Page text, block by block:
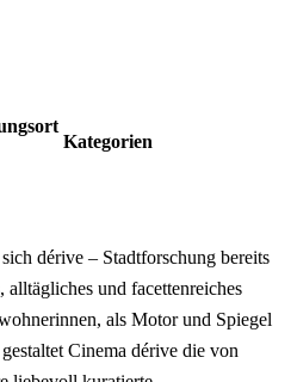
Kategorien
dérive – Stadtforschung bereits
alltägliches und facettenreiches
als Motor und Spiegel
Cinema dérive die von